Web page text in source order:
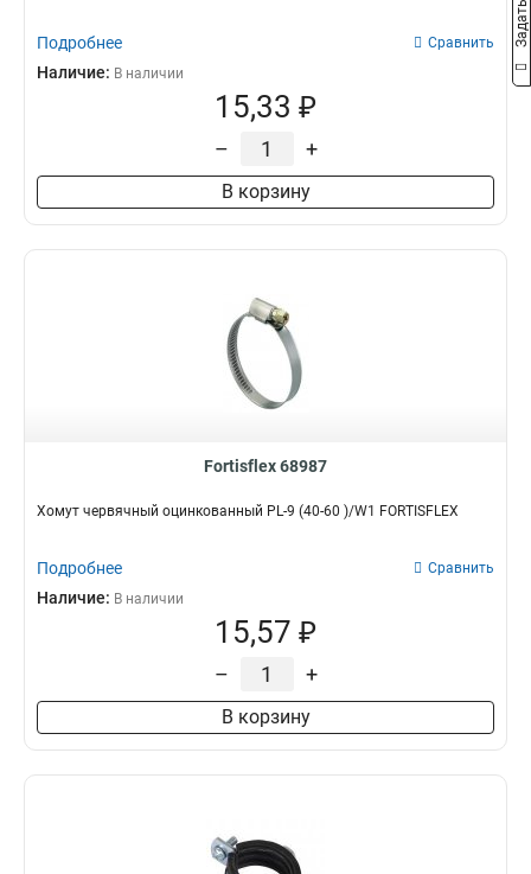
Подробнее Сравнить
Наличие: В наличии
15,33 ₽
– +
В корзину
Fortisflex 68987
Хомут червячный оцинкованный PL-9 (40-60 )/W1 FORTISFLEX
Подробнее Сравнить
Наличие: В наличии
15,57 ₽
– +
В корзину